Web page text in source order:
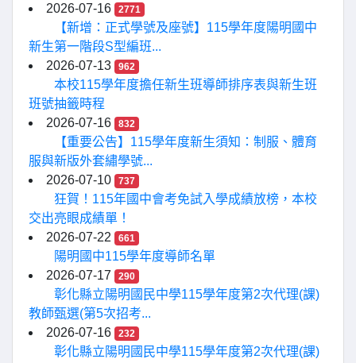
2026-07-16 2771
【新增：正式學號及座號】115學年度陽明國中
新生第一階段S型編班...
2026-07-13
962
本校115學年度擔任新生班導師排序表與新生班
班號抽籤時程
2026-07-16
832
【重要公告】115學年度新生須知：制服、體育
服與新版外套繡學號...
2026-07-10
737
狂賀！115年國中會考免試入學成績放榜，本校
交出亮眼成績單！
2026-07-22
661
陽明國中115學年度導師名單
2026-07-17
290
彰化縣立陽明國民中學115學年度第2次代理(課)
教師甄選(第5次招考...
2026-07-16
232
彰化縣立陽明國民中學115學年度第2次代理(課)